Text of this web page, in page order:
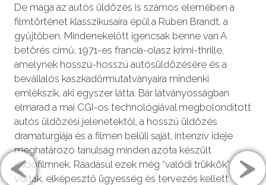
De maga az autós üldözés is számos elemében a
filmtörténet klasszikusaira épül a Ruben Brandt, a
gyűjtőben. Mindenekelőtt igencsak benne van A
betörés című, 1971-es francia-olasz krimi-thrille,
amelynek hosszú-hosszú autósüldözésére és a
bevállalós kaszkadőrmutatványaira mindenki
emlékszik, aki egyszer látta. Bár látványosságban
elmarad a mai CGI-os technológiával megbolondított
autós üldözési jelenetektől, a hosszú üldözés
dramaturgiája és a filmen belüli saját, intenzív ideje
meghatározó tanulság minden azóta készült
akciófilmnek. Ráadásul ezek még “valódi trükkök”
voltak, elképesztő ügyesség és tervezés kellett